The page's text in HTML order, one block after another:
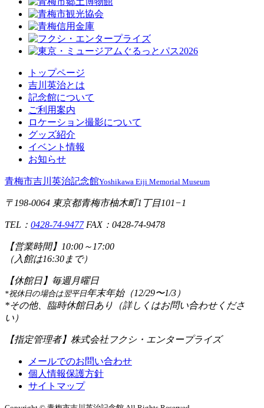
トップページ
吉川英治とは
記念館について
ご利用案内
ロケーション撮影について
グッズ紹介
イベント情報
お知らせ
青梅市吉川英治記念館Yoshikawa Eiji Memorial Museum
〒198-0064 東京都青梅市柚木町1丁目101−1
TEL： 0428-74-9477FAX：0428-74-9478
【営業時間】 10:00～17:00
（入館は16:30まで）
【休館日】 毎週月曜日
*祝休日の場合は翌平日年末年始（12/29〜1/3）
*その他、臨時休館日あり（詳しくはお問い合わせくださ
い）
【指定管理者】 株式会社フクシ・エンタープライズ
メールでのお問い合わせ
個人情報保護方針
サイトマップ